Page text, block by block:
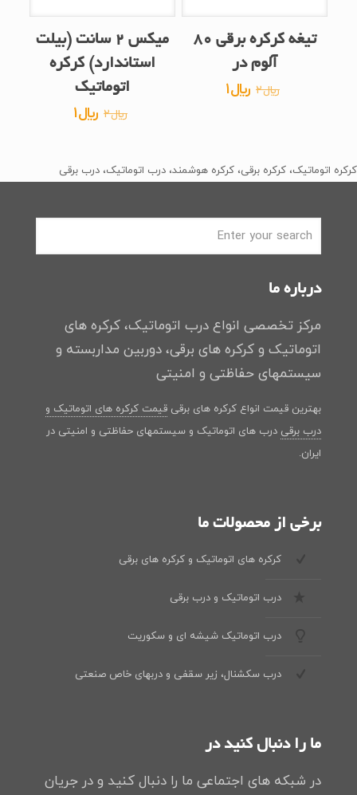
تیغه کرکره برقی ۸۰
آلوم‌ در
﷼2 قیمت
﷼1
میکس ۲ سانت (بیلت
استاندارد) کرکره
اتوماتیک
﷼2 قیمت
بود.
﷼1قیمت
است.کرکره اتوماتیک، کرکره برقی، کرکره هوشمند، درب اتوماتیک، درب برقی
درباره ما
مرکز تخصصی انواع درب اتوماتیک، کرکره های
اتوماتیک و کرکره های برقی، دوربین مداربسته و
سیستمهای حفاظتی و امنیتی
بهترین قیمت انواع کرکره های برقی قیمت کرکره های اتوماتیک و
درب برقی درب های اتوماتیک و سیستمهای حفاظتی و امنیتی در
ایران.
برخی از محصولات ما
کرکره های اتوماتیک و کرکره های برقی
درب اتوماتیک و درب برقی
درب اتوماتیک شیشه ای و سکوریت
درب سکشنال، زیر سقفی و دربهای خاص صنعتی
ما را دنبال کنید در
در شبکه های اجتماعی ما را دنبال کنید و در جریان